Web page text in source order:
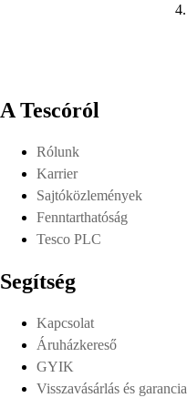
A Tescóról
Rólunk
Karrier
Sajtóközlemények
Fenntarthatóság
Tesco PLC
Segítség
Kapcsolat
Áruházkereső
GYIK
Visszavásárlás és garancia